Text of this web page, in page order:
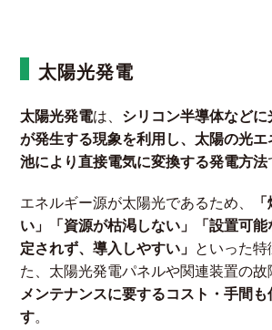
太陽光発電
太陽光発電は、 シリコン半導体など
が発生する現象を利用し、太陽の光
池により直接電気に変換する発電方法
エネルギー源が太陽光であるため、
い」「資源が枯渇しない」「設置可
定されず、導入しやすい」 といった特
た、太陽光発電パネルや関連装置の故
メンテナンスに要するコスト・手間も
す。